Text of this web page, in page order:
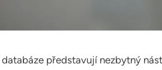
databáze představují nezbytný